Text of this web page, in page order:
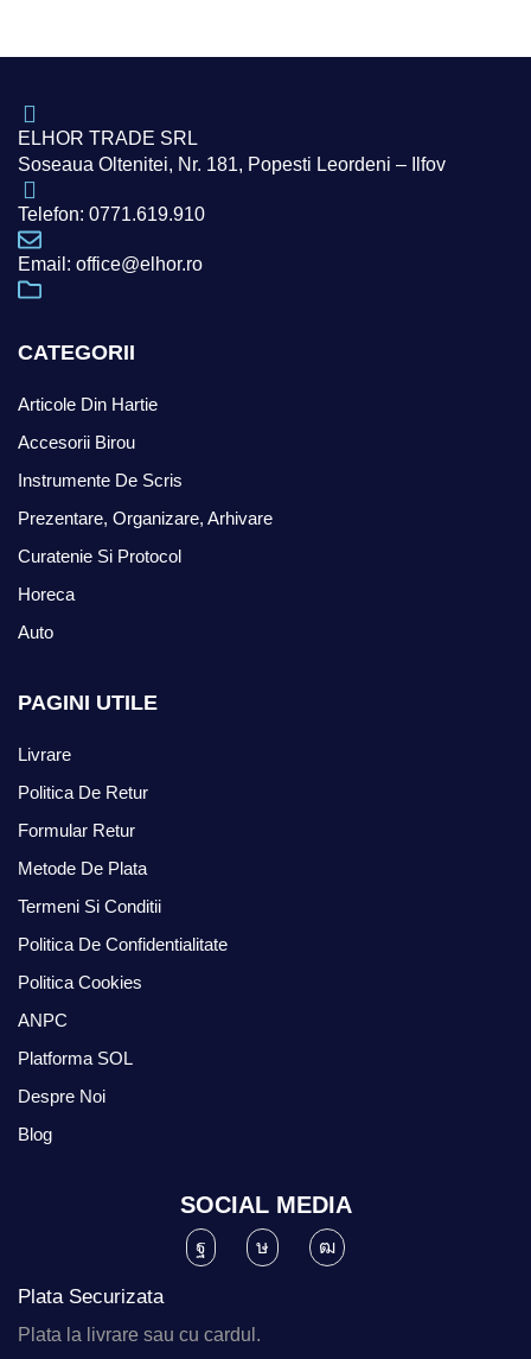
ELHOR TRADE SRL
Soseaua Oltenitei, Nr. 181, Popesti Leordeni – Ilfov
Telefon: 0771.619.910
Email: office@elhor.ro
CATEGORII
Articole Din Hartie
Accesorii Birou
Instrumente De Scris
Prezentare, Organizare, Arhivare
Curatenie Si Protocol
Horeca
Auto
PAGINI UTILE
Livrare
Politica De Retur
Formular Retur
Metode De Plata
Termeni Si Conditii
Politica De Confidentialitate
Politica Cookies
ANPC
Platforma SOL
Despre Noi
Blog
SOCIAL MEDIA
Plata Securizata
Plata la livrare sau cu cardul.